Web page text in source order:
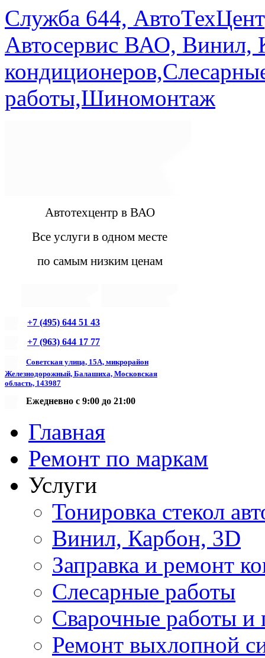
Служба 644,
Автосервис ВАО, Винил,
работы,Шиномонтаж
Автотехцентр в ВАО
Все услуги в одном месте
по самым низким ценам
+7 (495) 644 51 43
+7 (963) 644 17 77
Советская улица, 15А, микрорайон
Железнодорожный, Балашиха, Московская
область, 143987
Ежедневно с 9:00 до 21:00
Главная
Ремонт по маркам
Услуги
Тонировка стекол
Винил, Карбон, 3D
Заправка и ремонт
Слесарные работы
Сварочные работы и
Ремонт выхлопной